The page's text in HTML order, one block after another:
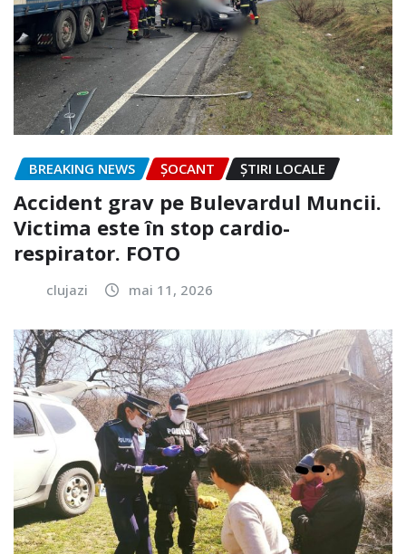
BREAKING NEWS ȘOCANT ȘTIRI LOCALE
Accident grav pe Bulevardul Muncii.
Victima este în stop cardio-
respirator. FOTO
clujazi mai 11, 2026